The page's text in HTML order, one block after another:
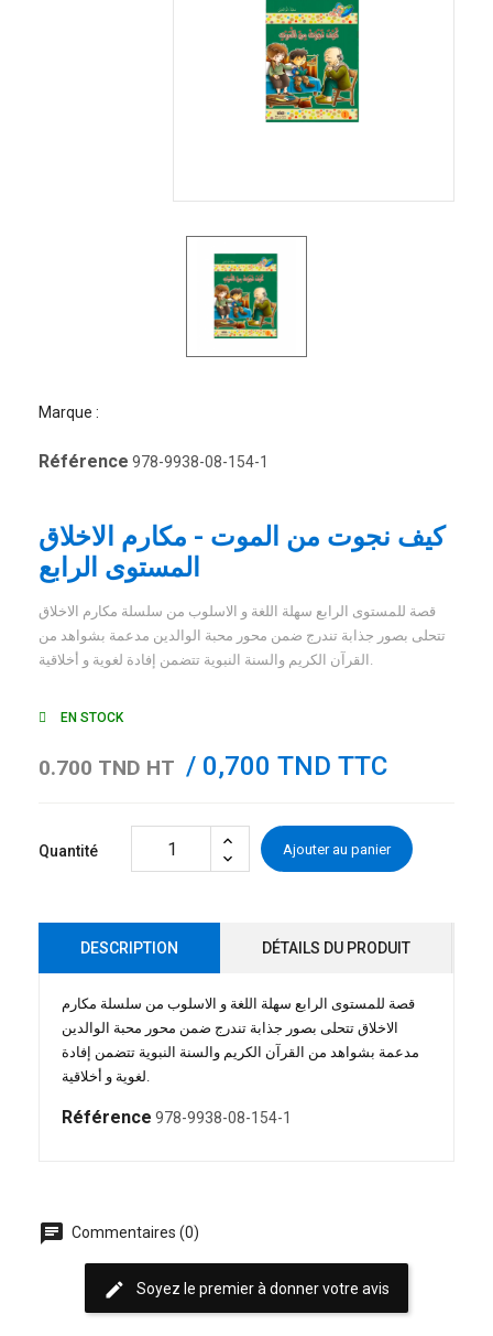
Marque :
Référence 978-9938-08-154-1
كيف نجوت من الموت - مكارم الاخلاق
المستوى الرابع
قصة للمستوى الرابع سهلة اللغة و الاسلوب من سلسلة مكارم الاخلاق
تتحلى بصور جذابة تندرج ضمن محور محبة الوالدين مدعمة بشواهد من
القرآن الكريم والسنة النبوية تتضمن إفادة لغوية و أخلاقية.
EN STOCK
0.700 TND HT / 0,700 TND TTC
Quantité Ajouter au panier
DESCRIPTION DÉTAILS DU PRODUIT
قصة للمستوى الرابع سهلة اللغة و الاسلوب من سلسلة مكارم
الاخلاق تتحلى بصور جذابة تندرج ضمن محور محبة الوالدين
مدعمة بشواهد من القرآن الكريم والسنة النبوية تتضمن إفادة
لغوية و أخلاقية.
Référence 978-9938-08-154-1
chat Commentaires (0)
edit Soyez le premier à donner votre avis